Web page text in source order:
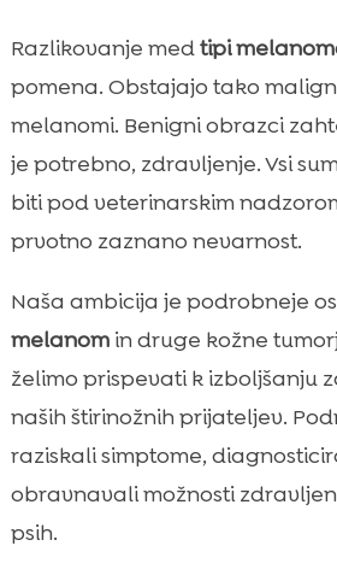
Razlikovanje medtipi
pomena. Obstajajo tako
melanomi. Benigni obrazci
je potrebno, zdravljenje. Vsi
biti pod veterinarskim
prvotno zaznano nevarnost.
Naša ambicija je podrobneje
melanomin druge kožne
želimo prispevati k izboljšanju
naših štirinožnih prijateljev.
raziskali simptome,
obravnavali možnosti
psih.